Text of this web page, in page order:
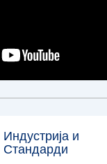
Индустрија и
Стандарди